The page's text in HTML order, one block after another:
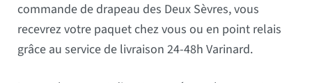
commande de drapeau des Deux Sèvres, vous
recevrez votre paquet chez vous ou en point relais
grâce au service de livraison 24-48h Varinard.